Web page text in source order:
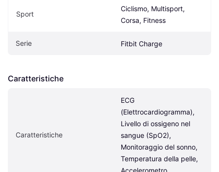
Sport
Ciclismo, Multisport,
Corsa, Fitness
Serie Fitbit Charge
Caratteristiche
Caratteristiche
ECG
(Elettrocardiogramma),
Livello di ossigeno nel
sangue (SpO2),
Monitoraggio del sonno,
Temperatura della pelle,